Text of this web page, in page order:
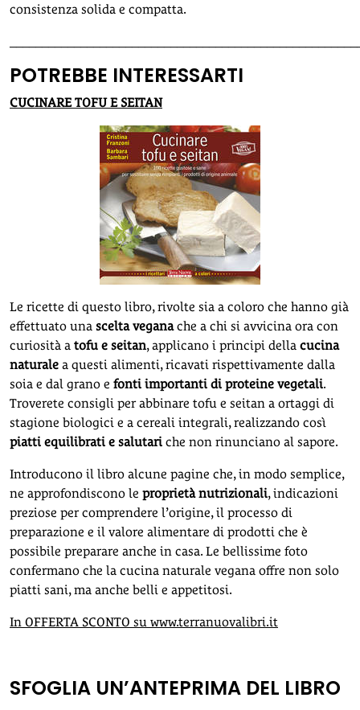
consistenza solida e compatta.
POTREBBE INTERESSARTI
CUCINARE TOFU E SEITAN
Le ricette di questo libro, rivolte sia a coloro che hanno già
effettuato una scelta veganache a chi si avvicina ora con
curiosità a tofu e seitan, applicano i principi della cucina
naturale a questi alimenti, ricavati rispettivamente dalla
soia e dal grano e fonti importanti di proteine vegetali.
Troverete consigli per abbinare tofu e seitan a ortaggi di
stagione biologici e a cereali integrali, realizzando così
piatti equilibrati e salutari che non rinunciano al sapore.
Introducono il libro alcune pagine che, in modo semplice,
ne approfondiscono le proprietà nutrizionali, indicazioni
preziose per comprendere l’origine, il processo di
preparazione e il valore alimentare di prodotti che è
possibile preparare anche in casa. Le bellissime foto
confermano che la cucina naturale vegana offre non solo
piatti sani, ma anche belli e appetitosi.
In OFFERTA SCONTO su www.terranuovalibri.it
SFOGLIA UN’ANTEPRIMA DEL LIBRO